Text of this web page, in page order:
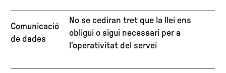
Comunicació
de dades
No se cediran tret que la llei ens
obligui o sigui necessari per a
l’operativitat del servei